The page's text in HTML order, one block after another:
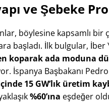
ve Şebeke
böylesine kapsamlı bir
başladı. İlk bulgular, İber
koparak ada moduna
İspanya Başbakanı
15 GW’lık üretim
%60’ına eşdeğer